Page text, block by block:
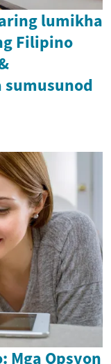
lumikha
Filipino
sumusunod
Mga Opsyon